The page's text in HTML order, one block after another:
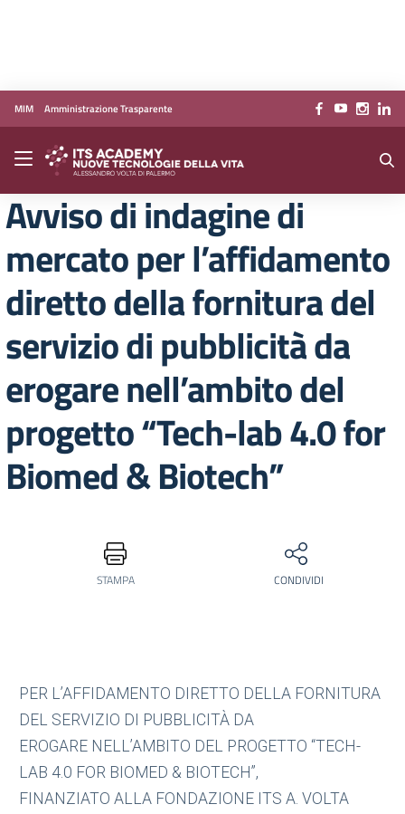
Vai ai contenuti
Vai al menu di navigazione
Vai al footer
MIM Amministrazione Trasparente
Avviso di indagine di
mercato per l’affidamento
diretto della fornitura del
servizio di pubblicità da
erogare nell’ambito del
progetto “Tech-lab 4.0 for
Biomed & Biotech”
STAMPA CONDIVIDI
PER L’AFFIDAMENTO DIRETTO DELLA FORNITURA
DEL SERVIZIO DI PUBBLICITÀ DA
EROGARE NELL’AMBITO DEL PROGETTO “TECH-
LAB 4.0 FOR BIOMED & BIOTECH”,
FINANZIATO ALLA FONDAZIONE ITS A. VOLTA